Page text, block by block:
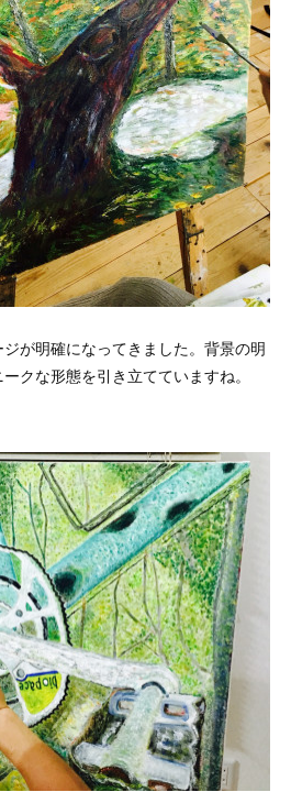
が明確になってきました。背景の明
クな形態を引き立てていますね。